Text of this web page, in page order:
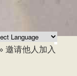
邀请他人加入